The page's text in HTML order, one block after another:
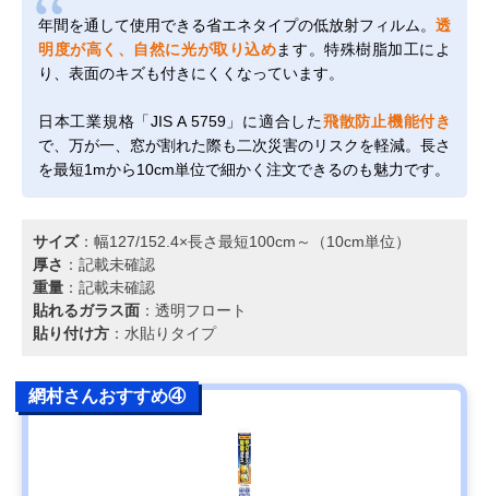
年間を通して使用できる省エネタイプの低放射フィルム。 透
明度が高く、自然に光が取り込めます。特殊樹脂加工によ
り、表面のキズも付きにくくなっています。
日本工業規格「JIS A 5759」に適合した飛散防止機能付き
で、万が一、窓が割れた際も二次災害のリスクを軽減。長さ
を最短1mから10cm単位で細かく注文できるのも魅力です。
サイズ：幅127/152.4×長さ最短100cm～（10cm単位）
厚さ ：記載未確認
重量 ：記載未確認
貼れるガラス面 ：透明フロート
貼り付け方 ：水貼りタイプ
網村さんおすすめ④